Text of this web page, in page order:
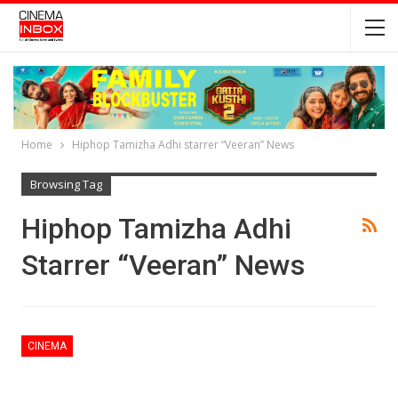
Home Hiphop Tamizha Adhi starrer “Veeran” News
Browsing Tag
Hiphop Tamizha Adhi
Starrer “Veeran” News
CINEMA